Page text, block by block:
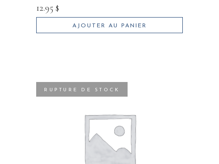
12.95 $
AJOUTER AU PANIER
RUPTURE DE STOCK